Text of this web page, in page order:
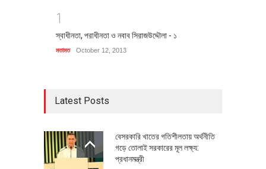
1
স্বাধীনতা, পরাধীনতা ও নবাব সিরাজউদ্দৌলা - ১
মতামত October 12, 2013
Latest Posts
বেসরকারি খাতের গতিশীলতায় অর্থনীতি
গড়ে তোলাই সরকারের মূল লক্ষ্য:
প্রধানমন্ত্রী